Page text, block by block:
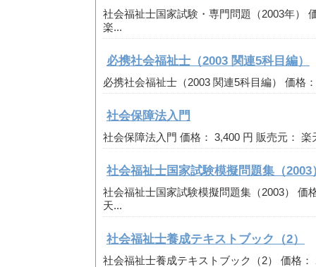
社会福祉士国家試験・専門問題（2003年）
楽...
必携社会福祉士（2003 関連5科目編）
必携社会福祉士（2003 関連5科目編） 価格
社会保障法入門
社会保障法入門 価格： 3,400 円 販売元： 楽
社会福祉士国家試験模擬問題集（2003
社会福祉士国家試験模擬問題集（2003） 価
天...
社会福祉士養成テキストブック（2）
社会福祉士養成テキストブック（2） 価格